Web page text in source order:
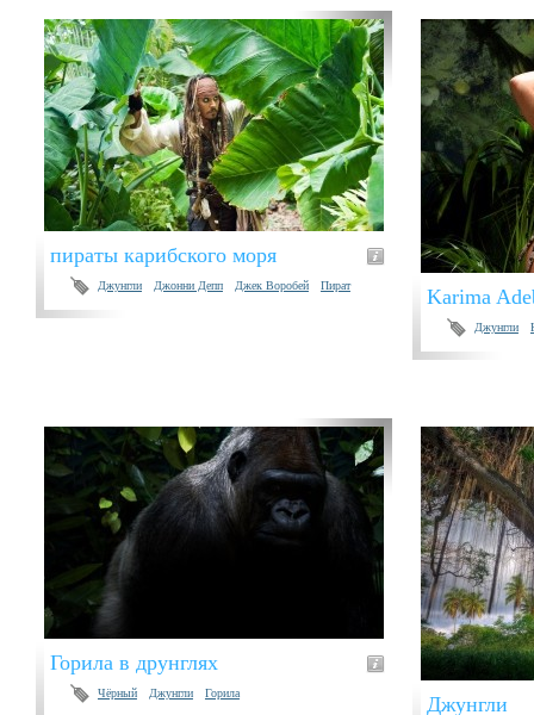
пираты карибского моря
Джунгли Джонни Депп Джек Воробей Пират Karima
Джунгли
Горила в друнглях
Чёрный Джунгли Горила Джунгли